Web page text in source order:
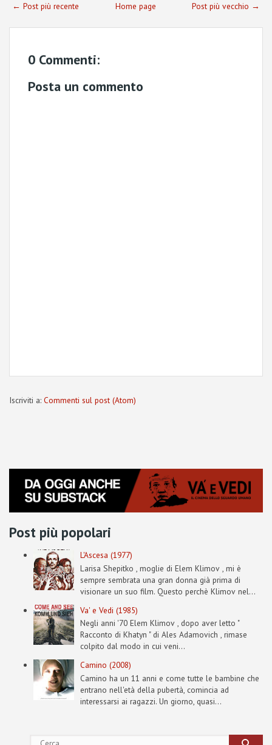
← Post più recente Post più vecchio →
Home page
0 Commenti:
Posta un commento
Iscriviti a: Commenti sul post (Atom)
Post più popolari
L'Ascesa (1977)
Larisa Shepitko , moglie di Elem Klimov , mi è
sempre sembrata una gran donna già prima di
visionare un suo film. Questo perchè Klimov nel...
Va' e Vedi (1985)
Negli anni '70 Elem Klimov , dopo aver letto "
Racconto di Khatyn " di Ales Adamovich , rimase
colpito dal modo in cui veni...
Camino (2008)
Camino ha un 11 anni e come tutte le bambine che
entrano nell'età della pubertà, comincia ad
interessarsi ai ragazzi. Un giorno, quasi...